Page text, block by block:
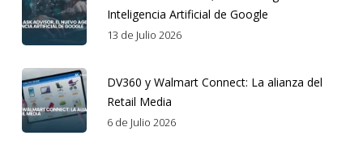
Inteligencia Artificial de Google
13 de Julio 2026
DV360 y Walmart Connect: La alianza del
Retail Media
6 de Julio 2026